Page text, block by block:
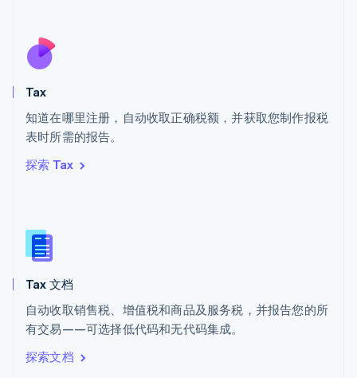
Tax
知道在哪里注册，自动收取正确税额，并获取您制作报税
表时所需的报告。
探索 Tax
Tax 文档
自动收取销售税、增值税和商品及服务税，并报告您的所
有交易——可选择低代码和无代码集成。
探索文档
English
斯洛伐克
泰国
ไทยEnglish
English
English
新西兰
匈牙利
意大利
ItalianoEnglish
印度
English